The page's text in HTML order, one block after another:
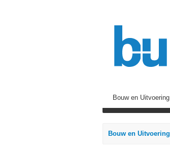
Bouw en Uitvoering
Bouw en Uitvoering